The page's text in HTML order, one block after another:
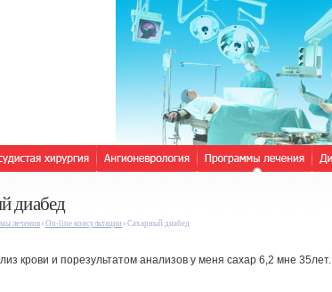
диабед
лечения On-line консультации Сахарный диабед
крови и порезультатом анализов у меня сахар 6,2 мне